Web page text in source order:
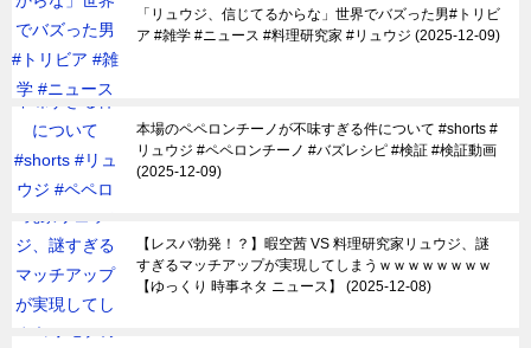
「リュウジ、信じてるからな」世界でバズった男#トリビ
ア #雑学 #ニュース #料理研究家 #リュウジ 2025-12-09
本場のペペロンチーノが不味すぎる件について #shorts #
リュウジ #ペペロンチーノ #バズレシピ #検証 #検証動画
2025-12-09
【レスバ勃発！？】暇空茜 VS 料理研究家リュウジ、謎
すぎるマッチアップが実現してしまうｗｗｗｗｗｗｗｗ
【ゆっくり 時事ネタ ニュース】
2025-12-08